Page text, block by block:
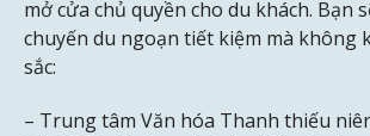
mở cửa chủ quyền cho du khách. Bạn
chuyến du ngoạn tiết kiệm mà không
sắc:
– Trung tâm Văn hóa Thanh thiếu